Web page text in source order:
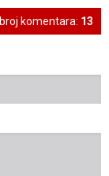
broj komentara: 13